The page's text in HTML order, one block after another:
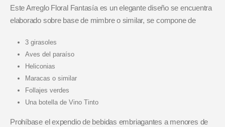
Este Arreglo Floral Fantasía es un elegante diseño se encuentra
elaborado sobre base de mimbre o similar, se compone de
3 girasoles
Aves del paraíso
Heliconias
Maracas o similar
Follajes verdes
Una botella de Vino Tinto
Prohíbase el expendio de bebidas embriagantes a menores de